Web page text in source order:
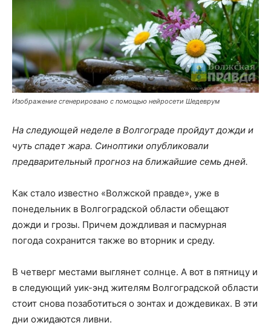
Изображение сгенерировано с помощью нейросети Шедеврум
На следующей неделе в Волгограде пройдут дожди и
чуть спадет жара. Синоптики опубликовали
предварительный прогноз на ближайшие семь дней.
Как стало известно «Волжской правде», уже в
понедельник в Волгоградской области обещают
дожди и грозы. Причем дождливая и пасмурная
погода сохранится также во вторник и среду.
В четверг местами выглянет солнце. А вот в пятницу и
в следующий уик-энд жителям Волгоградской области
стоит снова позаботиться о зонтах и дождевиках. В эти
дни ожидаются ливни.